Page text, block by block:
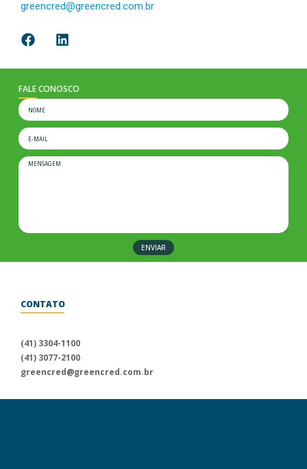
greencred@greencred.com.br
CONTATO
através dos nossos canais
de atendimento.
(41) 3304-1100
(41) 3077-2100
greencred@greencred.com.br
FALE CONOSCO
ENVIAR